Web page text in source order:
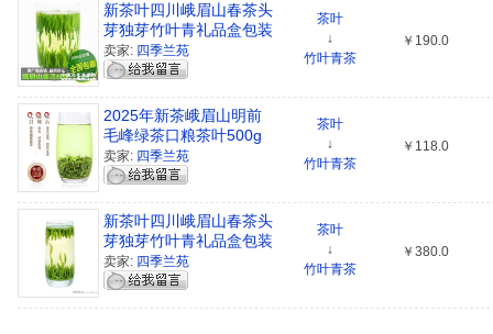
新茶叶四川峨眉山春茶头
芽独芽竹叶青礼品盒包装
卖家: 四季兰苑
茶叶
↓
竹叶青茶
￥190.0
2025年新茶峨眉山明前
毛峰绿茶口粮茶叶500g
包邮
卖家: 四季兰苑
茶叶
↓
竹叶青茶
￥118.0
新茶叶四川峨眉山春茶头
芽独芽竹叶青礼品盒包装
卖家: 四季兰苑
茶叶
↓
竹叶青茶
￥380.0